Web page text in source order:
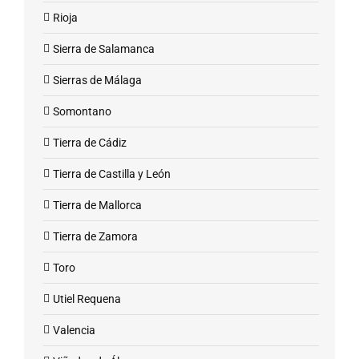
Rioja
Sierra de Salamanca
Sierras de Málaga
Somontano
Tierra de Cádiz
Tierra de Castilla y León
Tierra de Mallorca
Tierra de Zamora
Toro
Utiel Requena
Valencia